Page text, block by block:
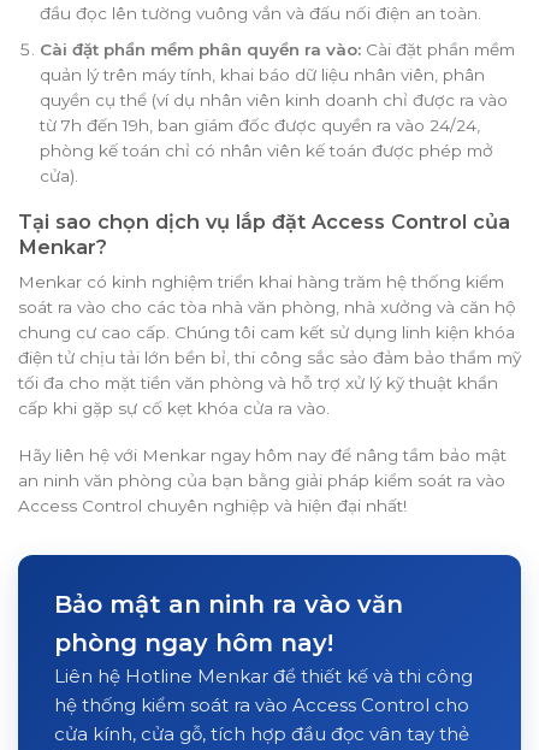
đầu đọc lên tường vuông vắn và đấu nối điện an toàn.
Cài đặt phần mềm phân quyền ra vào:Cài đặt phần mềm
quản lý trên máy tính, khai báo dữ liệu nhân viên, phân
quyền cụ thể (ví dụ nhân viên kinh doanh chỉ được ra vào
từ 7h đến 19h, ban giám đốc được quyền ra vào 24/24,
phòng kế toán chỉ có nhân viên kế toán được phép mở
cửa).
Tại sao chọn dịch vụ lắp đặt Access Control của
Menkar?
Menkar có kinh nghiệm triển khai hàng trăm hệ thống kiểm
soát ra vào cho các tòa nhà văn phòng, nhà xưởng và căn hộ
chung cư cao cấp. Chúng tôi cam kết sử dụng linh kiện khóa
điện tử chịu tải lớn bền bỉ, thi công sắc sảo đảm bảo thẩm mỹ
tối đa cho mặt tiền văn phòng và hỗ trợ xử lý kỹ thuật khẩn
cấp khi gặp sự cố kẹt khóa cửa ra vào.
Hãy liên hệ với Menkar ngay hôm nay để nâng tầm bảo mật
an ninh văn phòng của bạn bằng giải pháp kiểm soát ra vào
Access Control chuyên nghiệp và hiện đại nhất!
Bảo mật an ninh ra vào văn
phòng ngay hôm nay!
Liên hệ Hotline Menkar để thiết kế và thi công
hệ thống kiểm soát ra vào Access Control cho
cửa kính, cửa gỗ, tích hợp đầu đọc vân tay thẻ